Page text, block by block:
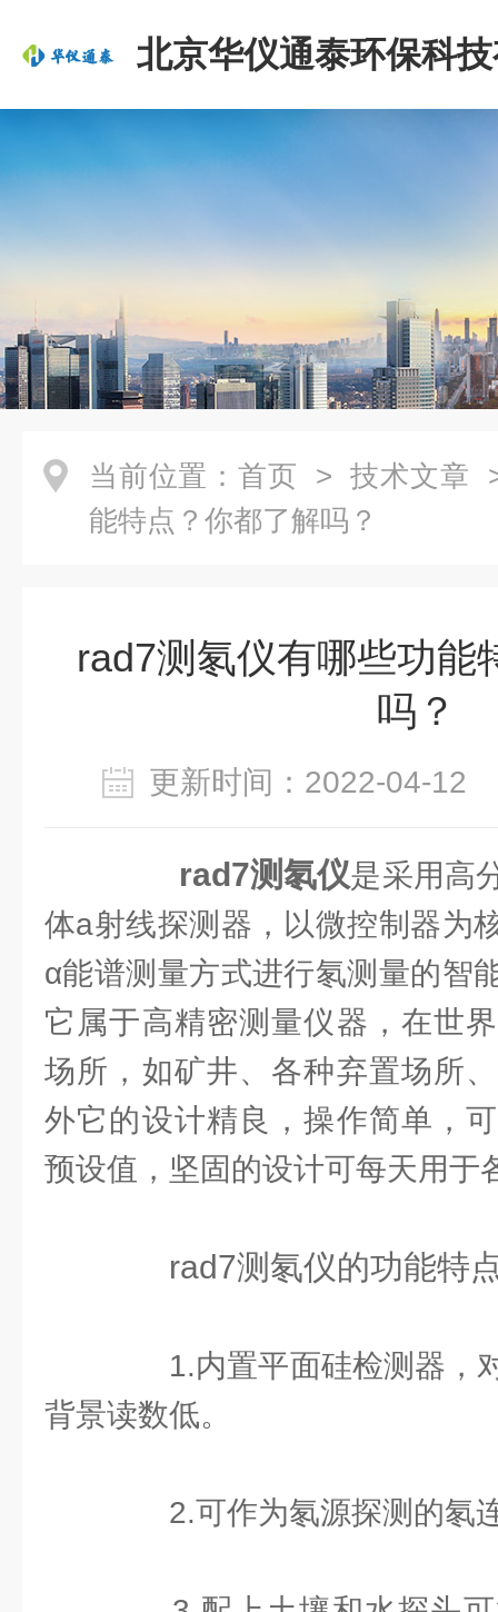
北京华仪通泰环保科
司
当前位置： 首页 > 技术文章
能特点？你都了解吗？
rad7测氡仪有哪些功能
吗？
更新时间：2022-04-
rad7测氡仪是采用高
体a射线探测器，以微控制器为
α能谱测量方式进行氡测量的智
它属于高精密测量仪器，在世
场所，如矿井、各种弃置场所
外它的设计精良，操作简单，
预设值，坚固的设计可每天用于
rad7测氡仪的功能特
1.内置平面硅检测器，
背景读数低。
2.可作为氡源探测的氡